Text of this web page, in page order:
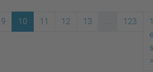
9 10 11 12 13 ... 123
>